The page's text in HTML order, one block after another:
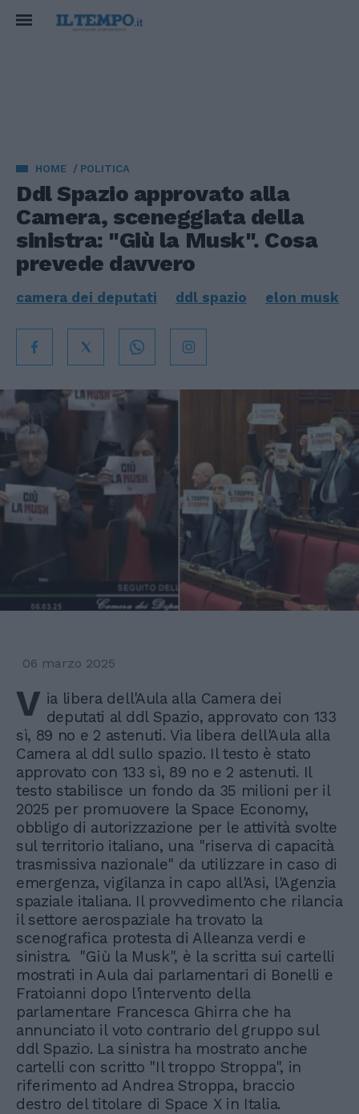
HOME POLITICA
Ddl Spazio approvato alla
Camera, sceneggiata della
sinistra: "Giù la Musk". Cosa
prevede davvero
camera dei deputati ddl spazio elon musk
06 marzo 2025
V ia libera dell'Aula alla Camera dei
deputati al ddl Spazio, approvato con 133
sì, 89 no e 2 astenuti. Via libera dell'Aula alla
Camera al ddl sullo spazio. Il testo è stato
approvato con 133 sì, 89 no e 2 astenuti. Il
testo stabilisce un fondo da 35 milioni per il
2025 per promuovere la Space Economy,
obbligo di autorizzazione per le attività svolte
sul territorio italiano, una "riserva di capacità
trasmissiva nazionale" da utilizzare in caso di
emergenza, vigilanza in capo all'Asi, l'Agenzia
spaziale italiana. Il provvedimento che rilancia
il settore aerospaziale ha trovato la
scenografica protesta di Alleanza verdi e
sinistra. "Giù la Musk", è la scritta sui cartelli
mostrati in Aula dai parlamentari di Bonelli e
Fratoianni dopo l'intervento della
parlamentare Francesca Ghirra che ha
annunciato il voto contrario del gruppo sul
ddl Spazio. La sinistra ha mostrato anche
cartelli con scritto "Il troppo Stroppa", in
riferimento ad Andrea Stroppa, braccio
destro del titolare di Space X in Italia.